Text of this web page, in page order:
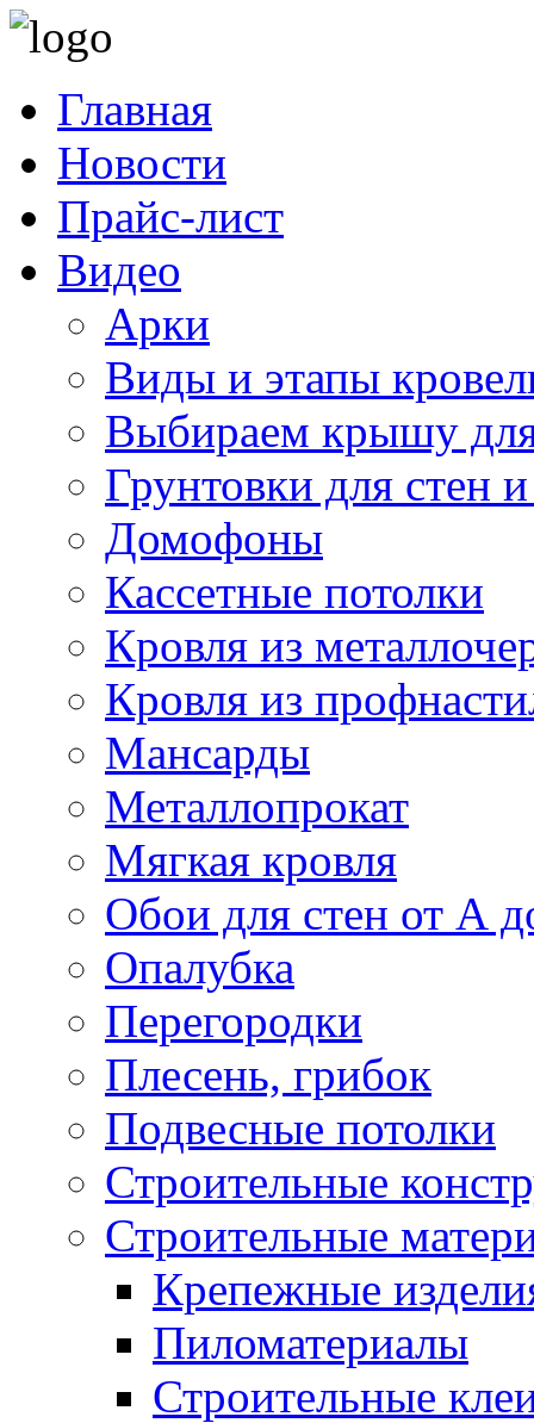
Главная
Новости
Прайс-лист
Видео
Арки
Виды и этапы
Выбираем крышу
Грунтовки для стен
Домофоны
Кассетные потолки
Кровля из
Кровля из
Мансарды
Металлопрокат
Мягкая кровля
Обои для стен от А
Опалубка
Перегородки
Плесень, грибок
Подвесные потолки
Строительные
Строительные
Крепежные
Пиломатериалы
Строительные